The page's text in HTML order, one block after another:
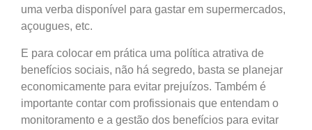
uma verba disponível para gastar em supermercados,
açougues, etc.
E para colocar em prática uma política atrativa de
benefícios sociais, não há segredo, basta se planejar
economicamente para evitar prejuízos. Também é
importante contar com profissionais que entendam o
monitoramento e a gestão dos benefícios para evitar